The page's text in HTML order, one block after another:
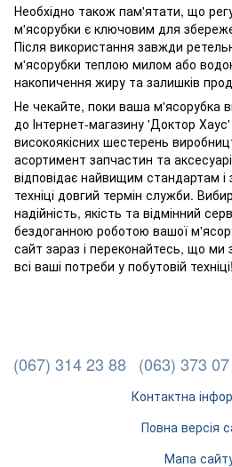
Необхідно також пам'ятати, що
м'ясорубки є ключовим для
Після використання завжди
м'ясорубки теплою милом або
накопичення жиру та залишків
Не чекайте, поки ваша м'ясорубка
до Інтернет-магазину 'Доктор Хаус'
високоякісних шестерень
асортимент запчастин та
відповідає найвищим стандартам і
техніці довгий термін служби.
надійність, якість та відмінний
бездоганною роботою вашої
сайт зараз і переконайтесь, що ми
всі ваші потреби у побутовій техніці!
(067) 314 23 88 (063) 373
Контактна
Повна версія
Мапа